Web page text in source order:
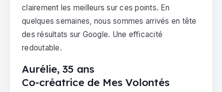
clairement les meilleurs sur ces points. En
quelques semaines, nous sommes arrivés en tête
des résultats sur Google. Une efficacité
redoutable.
Aurélie, 35 ans
Co-créatrice de Mes Volontés